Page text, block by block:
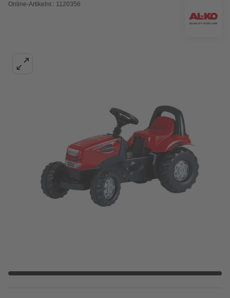
Online-Artikelnr.: 1120356